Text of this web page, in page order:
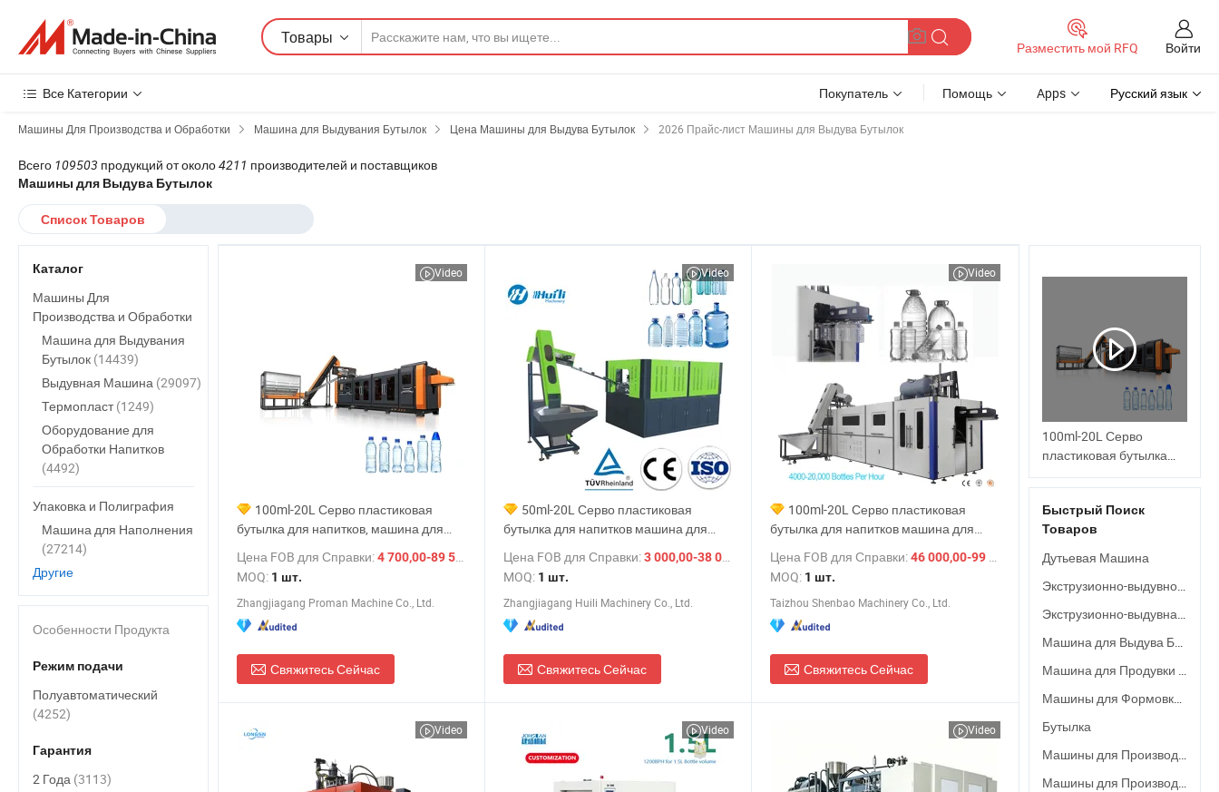
Товары
Разместить мой RFQ Войти
Все Категории Покупатель Помощь Apps Русский язык
Машины Для Производства и Обработки Машина для Выдувания Бутылок Цена Машины для Выдува Бутылок 2026 Прайс-лист Машины для Выдува Бутылок
Всего 109503 продукций от около4211 производителей и поставщиков
Машины для Выдува Бутылок
Список Товаров
Video
100ml-20L Серво пластиковая
бутылка для напитков, машина для
инжекционное формование,
производство, цена машины для
выдува ПЭТ предформ
Цена FOB для Справки:4 700,00-89 500,00 $
/ шт.
MOQ: 1 шт.
Zhangjiagang Proman Machine Co., Ltd.
Свяжитесь Сейчас
Video
50ml-20L Серво пластиковая
бутылка для напитков машина для
бутылка банка инжекционная форма
для выдува цена машины для выдува
ПЭТ предформы
Цена FOB для Справки:3 000,00-38 000,00 $
/ шт.
MOQ: 1 шт.
Zhangjiagang Huili Machinery Co., Ltd.
Свяжитесь Сейчас
Video
100ml-20L Серво пластиковая
бутылка для напитков машина для
бутылки, банки, инжекционное
формование, машина для выдува ПЭТ
предформ, цена
Цена FOB для Справки:46 000,00-99 000,00 $
/ шт.
MOQ: 1 шт.
Taizhou Shenbao Machinery Co., Ltd.
Свяжитесь Сейчас
Video Video Video
100ml-20L Серво
пластиковая бутылка
для напитков, машина
для выдува, упаковка
воды, бутылка, банка,
инжекционное
формование,
производство, цена
машины для выдува
ПЭТ предформ
Быстрый Поиск
Товаров
Дутьевая Машина
Экструзионно-выдувное Оборудование
Экструзионно-выдувная Машина
Машина для Выдува Бутылок
Машина для Продувки Воздуха
Машины для Формовки Бутылок
Бутылка
Машины для Производства Пластиковых Бутылок
Машины для Производства Бутылок
Каталог
Машины Для
Производства и Обработки
Машина для Выдувания
Бутылок (14439)
Выдувная Машина (29097)
Термопласт(1249)
Оборудование для
Обработки Напитков
(4492)
Упаковка и Полиграфия
Машина для Наполнения
(27214)
Другие
Особенности Продукта
Режим подачи
Полуавтоматический
(4252)
Гарантия
2 Года (3113)